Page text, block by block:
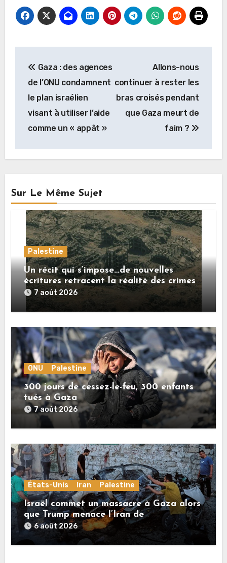
de
l’article
Gaza : des agences
de l’ONU condamnent
le plan israélien
visant à utiliser l’aide
comme un « appât »
Allons-nous
continuer à rester les
bras croisés pendant
que Gaza meurt de
faim ?
Sur Le Même Sujet
Palestine
Un récit qui s’impose…de nouvelles
écritures retracent la réalité des crimes
sionistes à Gaza
7 août 2026
ONU Palestine
300 jours de cessez-le-feu, 300 enfants
tués à Gaza
7 août 2026
États-Unis Iran Palestine
Israël commet un massacre à Gaza alors
que Trump menace l’Iran de
«décapitation»
6 août 2026